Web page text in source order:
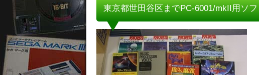
東京都世田谷区までPC-6001/mkII用ソ